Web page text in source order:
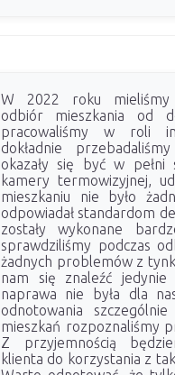
W 2022 roku mieliśmy
odbiór mieszkania od
pracowaliśmy w roli
dokładnie
okazały się być w pełni
kamery termowizyjnej,
mieszkaniu nie było
odpowiadał standardom
zostały wykonane
sprawdziliśmy podczas
żadnych problemów z
nam się znaleźć
naprawa nie była dla
odnotowania
mieszkań rozpoznaliśmy
Z przyjemnością
klienta do korzystania z